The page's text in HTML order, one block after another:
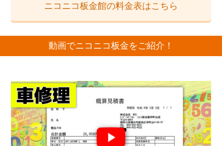
ニコニコ板金館の料金表はこちら
動画でニコニコ板金をご紹介！